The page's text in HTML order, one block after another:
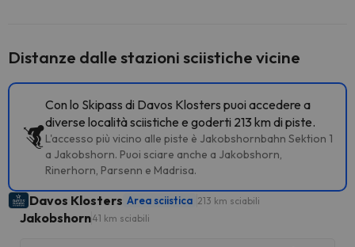
Distanze dalle stazioni sciistiche vicine
Con lo Skipass di Davos Klosters puoi accedere a
diverse località sciistiche e goderti 213 km di piste.
L'accesso più vicino alle piste è Jakobshornbahn Sektion 1
a Jakobshorn. Puoi sciare anche a Jakobshorn,
Rinerhorn, Parsenn e Madrisa.
Davos Klosters Area sciistica 213 km sciabili
Jakobshorn41 km sciabili